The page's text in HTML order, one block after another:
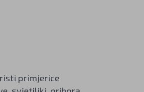
primjerice